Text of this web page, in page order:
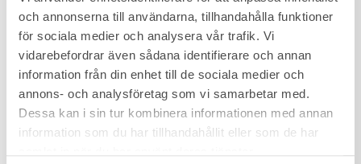
och annonserna till användarna, tillhandahålla funktioner
för sociala medier och analysera vår trafik. Vi
vidarebefordrar även sådana identifierare och annan
information från din enhet till de sociala medier och
annons- och analysföretag som vi samarbetar med.
Dessa kan i sin tur kombinera informationen med annan
information som du har tillhandahållit eller som de har